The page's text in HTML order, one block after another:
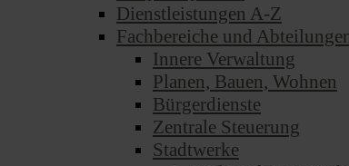
Dienstleistungen A-Z
Fachbereiche und
Innere Verwaltung
Planen, Bauen, Wohnen
Bürgerdienste
Zentrale Steuerung
Stadtwerke